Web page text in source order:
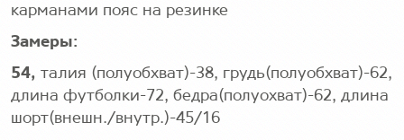
карманами пояс на резинке
Замеры:
54, талия (полуобхват)-38, грудь(полуобхват)-62,
длина футболки-72, бедра(полуохват)-62, длина
шорт(внешн./внутр.)-45/16